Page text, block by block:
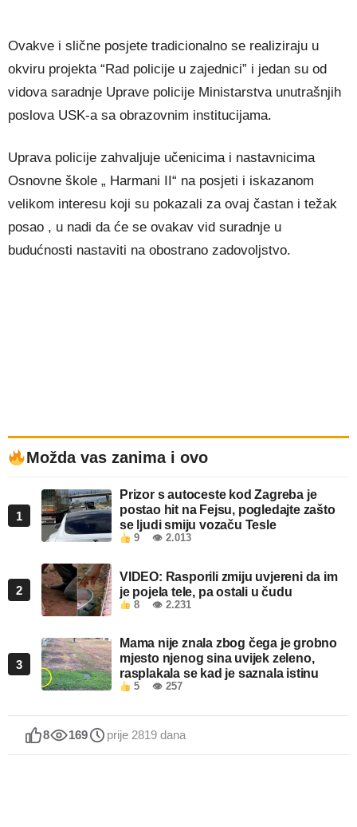
Ovakve i slične posjete tradicionalno se realiziraju u
okviru projekta “Rad policije u zajednici” i jedan su od
vidova saradnje Uprave policije Ministarstva unutrašnjih
poslova USK-a sa obrazovnim institucijama.
Uprava policije zahvaljuje učenicima i nastavnicima
Osnovne škole „ Harmani II“ na posjeti i iskazanom
velikom interesu koji su pokazali za ovaj častan i težak
posao , u nadi da će se ovakav vid suradnje u
budućnosti nastaviti na obostrano zadovoljstvo.
Možda vas zanima i ovo
1
Prizor s autoceste kod Zagreba je
postao hit na Fejsu, pogledajte zašto
se ljudi smiju vozaču Tesle
9 👁 2.013
2
VIDEO: Rasporili zmiju uvjereni da im
je pojela tele, pa ostali u čudu
8 👁 2.231
3
Mama nije znala zbog čega je grobno
mjesto njenog sina uvijek zeleno,
rasplakala se kad je saznala istinu
5 👁 257
8 169 prije 2819 dana